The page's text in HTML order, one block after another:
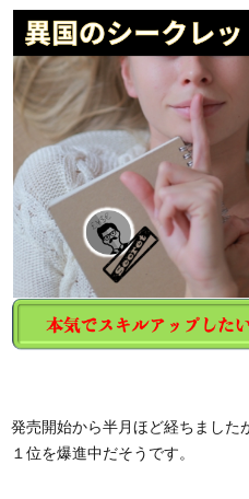
発売開始から半月ほど経ちました
１位を爆進中だそうです。